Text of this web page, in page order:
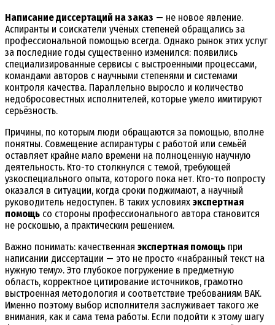
Написание диссертаций на заказ — не новое явление.
Аспиранты и соискатели учёных степеней обращались за
профессиональной помощью всегда. Однако рынок этих услуг
за последние годы существенно изменился: появились
специализированные сервисы с выстроенными процессами,
командами авторов с научными степенями и системами
контроля качества. Параллельно выросло и количество
недобросовестных исполнителей, которые умело имитируют
серьёзность.
Причины, по которым люди обращаются за помощью, вполне
понятны. Совмещение аспирантуры с работой или семьёй
оставляет крайне мало времени на полноценную научную
деятельность. Кто-то столкнулся с темой, требующей
узкоспециального опыта, которого пока нет. Кто-то попросту
оказался в ситуации, когда сроки поджимают, а научный
руководитель недоступен. В таких условиях экспертная
помощь со стороны профессионального автора становится
не роскошью, а практическим решением.
Важно понимать: качественная экспертная помощь при
написании диссертации — это не просто «набранный текст на
нужную тему». Это глубокое погружение в предметную
область, корректное цитирование источников, грамотно
выстроенная методология и соответствие требованиям ВАК.
Именно поэтому выбор исполнителя заслуживает такого же
внимания, как и сама тема работы. Если подойти к этому шагу